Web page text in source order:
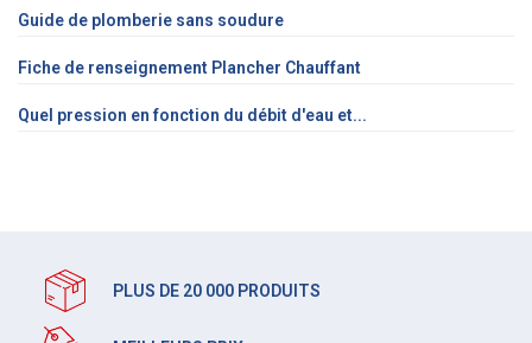
Guide de plomberie sans soudure
Fiche de renseignement Plancher Chauffant
Quel pression en fonction du débit d'eau et...
PLUS DE 20 000 PRODUITS